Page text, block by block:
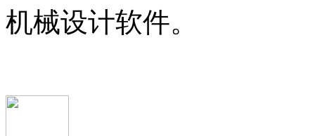
机械设计软件。